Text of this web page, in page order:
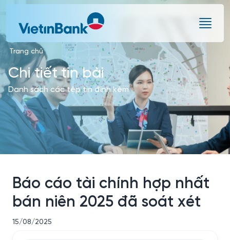
Trang chủ
Chi tiết tin bài
Danh sách các tệp tin đính kèm
Báo cáo tài chính hợp nhất
bán niên 2025 đã soát xét
15/08/2025